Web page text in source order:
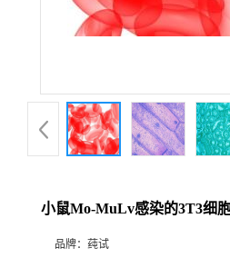
小鼠Mo-MuLv感染的3T3细
品牌： 莼试